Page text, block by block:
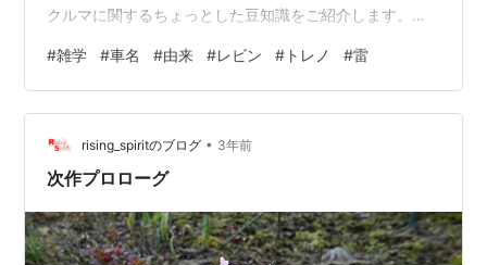
クルマに関するちょっとした豆知識をご紹介します。ラ
名の由来。車名って時々意味がわからないものもありま
すよね。そこで知れば楽しくなるその由来についてお話
ししましょう。 ピカゴロ 今回取り上げるのは、トヨタ
『カローラレビン』と『スプリンタートレノ』通称「ハ
チロク」として有名なスポーツカーですが、これは4代目
#雑学 #車名 #由来 #レビン # トレノ #雷
rising_spiritのブログ • 3年前
次作プロローグ